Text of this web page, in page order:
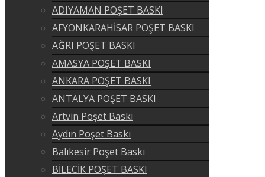
ADIYAMAN POŞET BASKI
AFYONKARAHİSAR POŞET BASKI
AĞRI POŞET BASKI
AMASYA POŞET BASKI
ANKARA POŞET BASKI
ANTALYA POŞET BASKI
Artvin Poşet Baskı
Aydın Poşet Baskı
Balıkesir Poşet Baskı
BİLECİK POŞET BASKI